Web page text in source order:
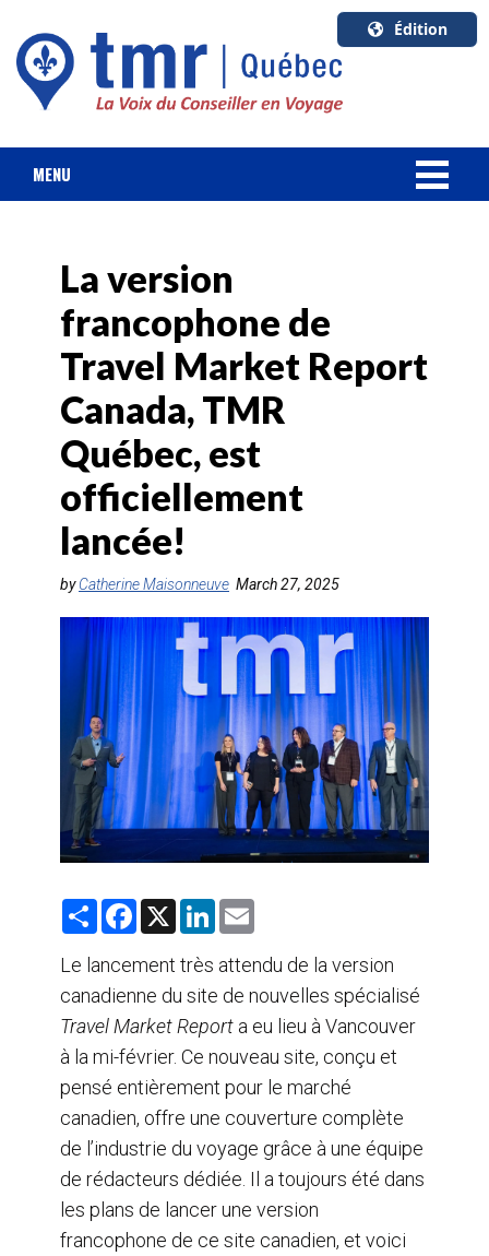
Édition
U.S.A.
English
Canada
MENU
FORFAIT VACANCES
CROISIÈRES
HOTELS & RESORTS
DESTINATIONS
AGENTS DE VOYAGE
FORMATION & RESSOURCES
La version
francophone de
Travel Market Report
Canada, TMR
Québec, est
officiellement
lancée!
byCatherine Maisonneuve March 27, 2025
S
r
e
F
e
b
o
k
X
L
k
e
d
n
i
Le lancement très attendu de la version
canadienne du site de nouvelles spécialisé
Travel Market Report a eu lieu à Vancouver
à la mi-février. Ce nouveau site, conçu et
pensé entièrement pour le marché
canadien, offre une couverture complète
de l’industrie du voyage grâce à une équipe
de rédacteurs dédiée. Il a toujours été dans
les plans de lancer une version
francophone de ce site canadien, et voici